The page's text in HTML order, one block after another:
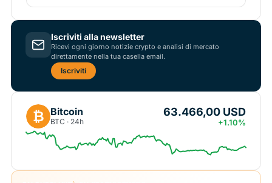
Iscriviti alla newsletter
Ricevi ogni giorno notizie crypto e analisi di mercato
direttamente nella tua casella email.
Iscriviti
₿ Bitcoin
BTC · 24h
63.466,00 USD
+1.10%